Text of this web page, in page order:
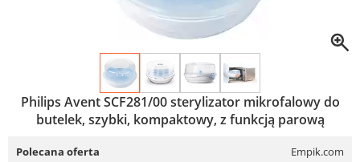
Philips Avent SCF281/00 sterylizator mikrofalowy do
butelek, szybki, kompaktowy, z funkcją parową
Polecana oferta Empik.com